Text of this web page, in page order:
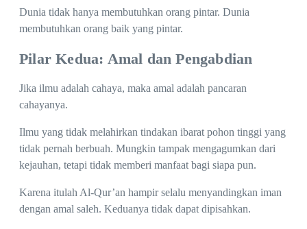
Dunia tidak hanya membutuhkan orang pintar. Dunia
membutuhkan orang baik yang pintar.
Pilar Kedua: Amal dan Pengabdian
Jika ilmu adalah cahaya, maka amal adalah pancaran
cahayanya.
Ilmu yang tidak melahirkan tindakan ibarat pohon tinggi yang
tidak pernah berbuah. Mungkin tampak mengagumkan dari
kejauhan, tetapi tidak memberi manfaat bagi siapa pun.
Karena itulah Al-Qur’an hampir selalu menyandingkan iman
dengan amal saleh. Keduanya tidak dapat dipisahkan.